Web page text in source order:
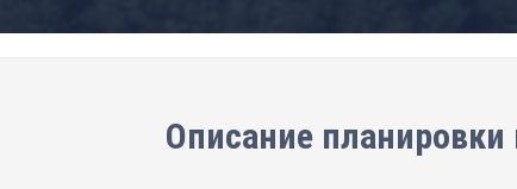
Описание планировки